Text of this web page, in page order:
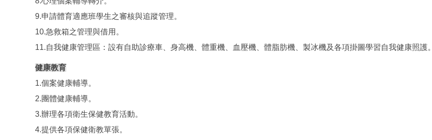
9.申請體育適應班學生之審核與追蹤管理。
10.急救箱之管理與借用。
11.自我健康管理區：設有自助診療車、身高機、體重機、血壓機、體脂肪機、製冰機及各項掛圖學習自我健康照護。
健康教育
1.個案健康輔導。
2.團體健康輔導。
3.辦理各項衛生保健教育活動。
4.提供各項保健衛教單張。